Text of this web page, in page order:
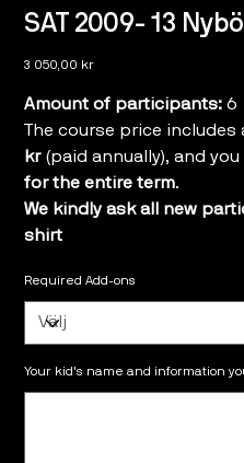
SAT 2009- 13
Pris
3 050,00 kr
Amount of participants: 6
The course price includes
kr(paid annually), and
for the entire term.
We kindly ask all new
shirt
Required Add-ons
Your kid's name and information